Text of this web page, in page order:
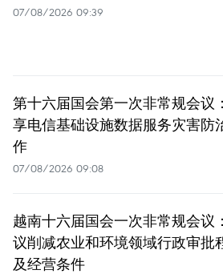
07/08/2026 09:39
第十六届国会第一次非常规会议
享电信基础设施数据服务灾害防
作
07/08/2026 09:08
越南十六届国会一次非常规会议
议削减农业和环境领域行政审批
及经营条件